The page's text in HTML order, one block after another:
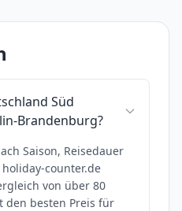
Süd
Brandenburg?
Saison, Reisedauer
counter.de
von über 80
den besten Preis für